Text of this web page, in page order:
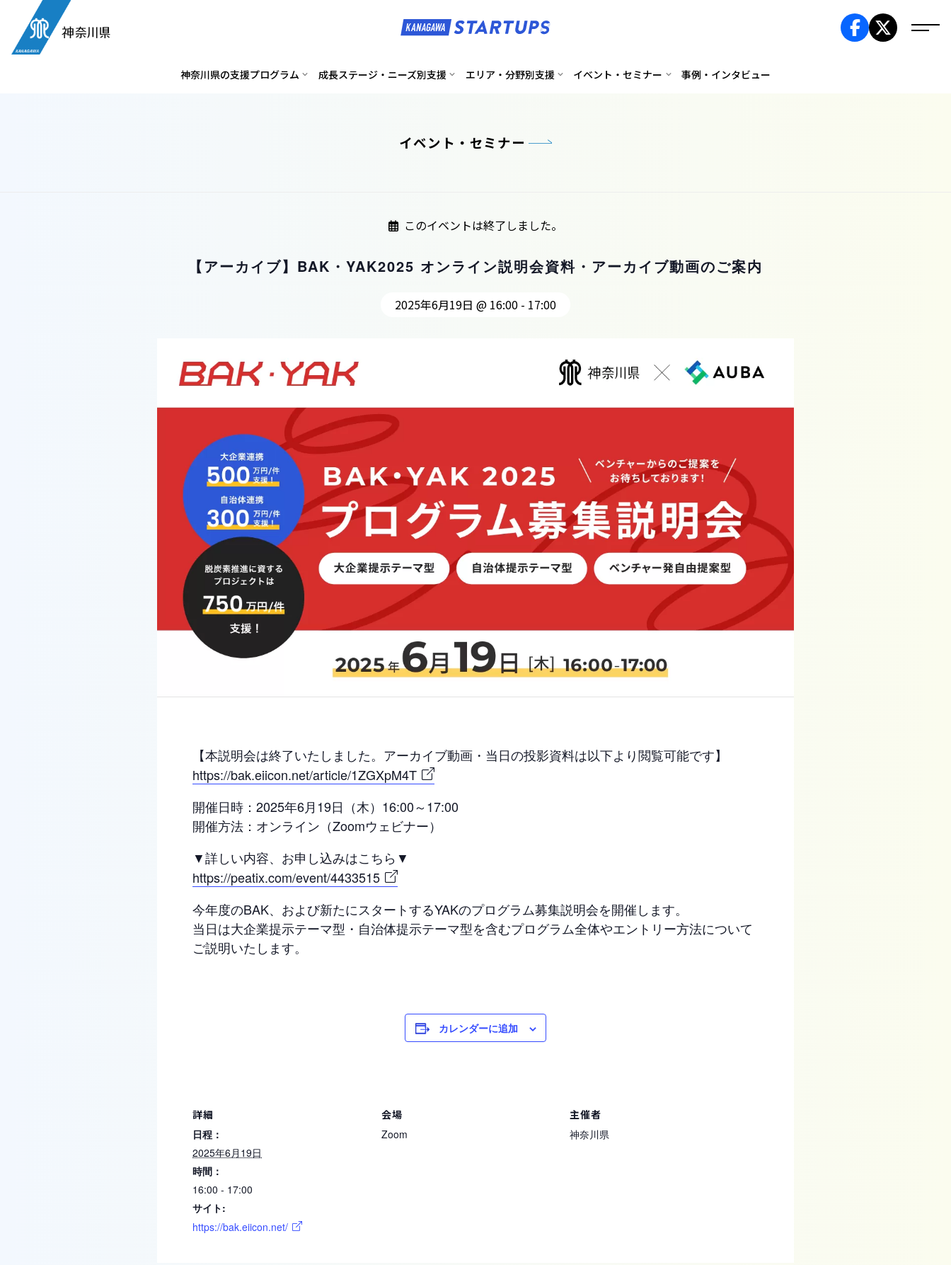
神奈川県の支援プログラム 成長ステージ・ニーズ別支援 エリア・分野別支援 イベント・セミナー 事例・インタビュー
イベント・セミナー
このイベントは終了しました。
【アーカイブ】BAK・YAK2025 オンライン説明会資料・アーカイブ動画のご案内
2025年6月19日 @ 16:00 - 17:00
【本説明会は終了いたしました。アーカイブ動画・当日の投影資料は以下より閲覧可能です】
https://bak.eiicon.net/article/1ZGXpM4T
開催日時：2025年6月19日（木）16:00～17:00
開催方法：オンライン（Zoomウェビナー）
▼詳しい内容、お申し込みはこちら▼
https://peatix.com/event/4433515
今年度のBAK、および新たにスタートするYAKのプログラム募集説明会を開催します。
当日は大企業提示テーマ型・自治体提示テーマ型を含むプログラム全体やエントリー方法について
ご説明いたします。
カレンダーに追加
詳細
日程：
2025年6月19日
時間：
16:00 - 17:00
サイト:
https://bak.eiicon.net/
会場
Zoom
主催者
神奈川県